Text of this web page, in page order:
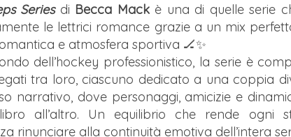
Seriesdi Becca Mackè una di quelle serie
le lettrici romance grazie a un mix
e atmosfera sportiva 🏒✨
dell’hockey professionistico, la serie è
tra loro, ciascuno dedicato a una coppia
narrativo, dove personaggi, amicizie e
all’altro. Un equilibrio che rende ogni
rinunciare alla continuità emotiva dell’intera